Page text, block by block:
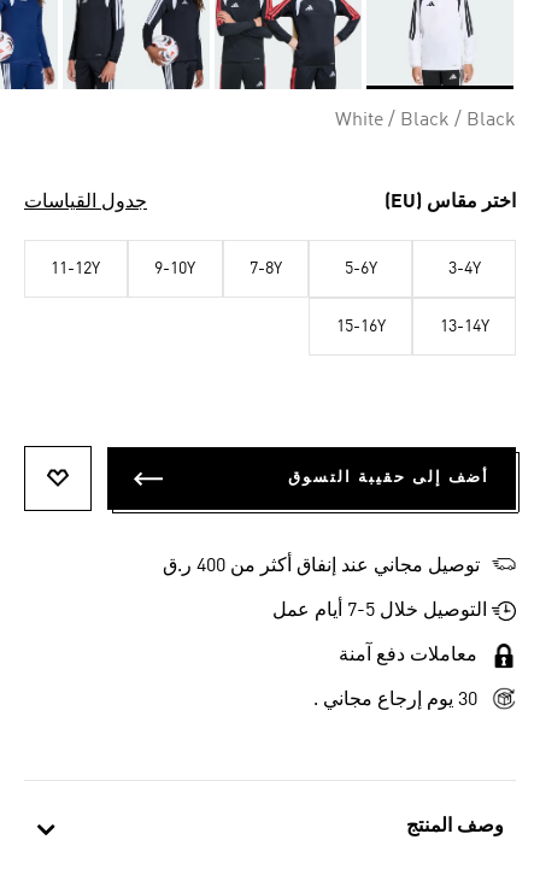
وصف المنتج
White / Black / Black
اختر مقاس (EU) جدول القياسات
3-4Y
5-6Y
7-8Y
9-10Y
11-12Y
13-14Y
15-16Y
أضف إلى حقيبة التسوق
توصيل مجاني عند إنفاق أكثر من 400 ر.ق
التوصيل خلال 5-7 أيام عمل
معاملات دفع آمنة